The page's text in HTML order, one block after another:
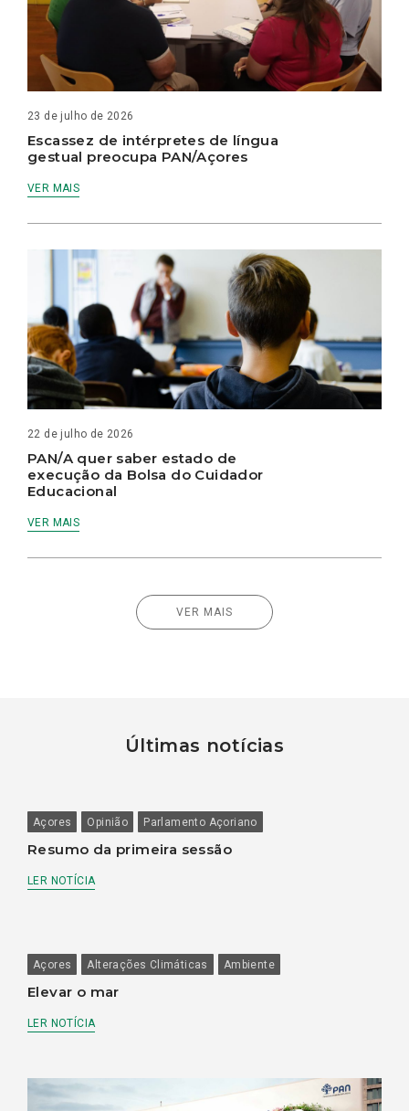
23 de julho de 2026
Escassez de intérpretes de língua
gestual preocupa PAN/Açores
VER MAIS
22 de julho de 2026
PAN/A quer saber estado de
execução da Bolsa do Cuidador
Educacional
VER MAIS
VER MAIS
Últimas notícias
Açores Opinião Parlamento Açoriano
Resumo da primeira sessão
LER NOTÍCIA
Açores Alterações Climáticas Ambiente
Elevar o mar
LER NOTÍCIA